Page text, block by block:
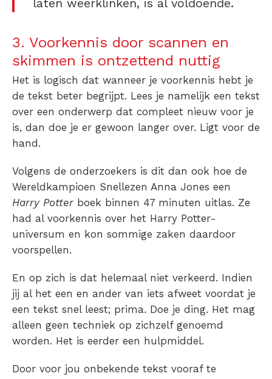
laten weerklinken, is al voldoende.
3. Voorkennis door scannen en
skimmen is ontzettend nuttig
Het is logisch dat wanneer je voorkennis hebt je
de tekst beter begrijpt. Lees je namelijk een tekst
over een onderwerp dat compleet nieuw voor je
is, dan doe je er gewoon langer over. Ligt voor de
hand.
Volgens de onderzoekers is dit dan ook hoe de
Wereldkampioen Snellezen Anna Jones een
Harry Potter boek binnen 47 minuten uitlas. Ze
had al voorkennis over het Harry Potter-
universum en kon sommige zaken daardoor
voorspellen.
En op zich is dat helemaal niet verkeerd. Indien
jij al het een en ander van iets afweet voordat je
een tekst snel leest; prima. Doe je ding. Het mag
alleen geen techniek op zichzelf genoemd
worden. Het is eerder een hulpmiddel.
Door voor jou onbekende tekst vooraf te